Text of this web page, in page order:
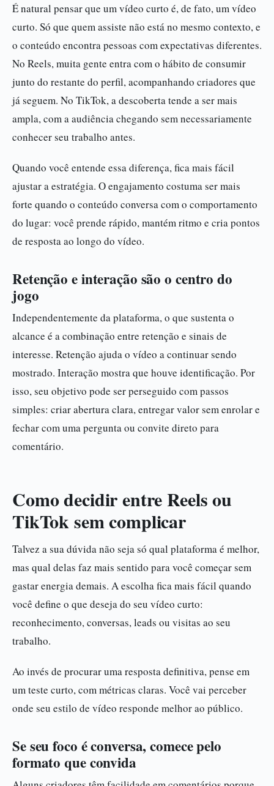
É natural pensar que um vídeo curto é, de fato, um vídeo
curto. Só que quem assiste não está no mesmo contexto, e
o conteúdo encontra pessoas com expectativas diferentes.
No Reels, muita gente entra com o hábito de consumir
junto do restante do perfil, acompanhando criadores que
já seguem. No TikTok, a descoberta tende a ser mais
ampla, com a audiência chegando sem necessariamente
conhecer seu trabalho antes.
Quando você entende essa diferença, fica mais fácil
ajustar a estratégia. O engajamento costuma ser mais
forte quando o conteúdo conversa com o comportamento
do lugar: você prende rápido, mantém ritmo e cria pontos
de resposta ao longo do vídeo.
Retenção e interação são o centro do
jogo
Independentemente da plataforma, o que sustenta o
alcance é a combinação entre retenção e sinais de
interesse. Retenção ajuda o vídeo a continuar sendo
mostrado. Interação mostra que houve identificação. Por
isso, seu objetivo pode ser perseguido com passos
simples: criar abertura clara, entregar valor sem enrolar e
fechar com uma pergunta ou convite direto para
comentário.
Como decidir entre Reels ou
TikTok sem complicar
Talvez a sua dúvida não seja só qual plataforma é melhor,
mas qual delas faz mais sentido para você começar sem
gastar energia demais. A escolha fica mais fácil quando
você define o que deseja do seu vídeo curto:
reconhecimento, conversas, leads ou visitas ao seu
trabalho.
Ao invés de procurar uma resposta definitiva, pense em
um teste curto, com métricas claras. Você vai perceber
onde seu estilo de vídeo responde melhor ao público.
Se seu foco é conversa, comece pelo
formato que convida